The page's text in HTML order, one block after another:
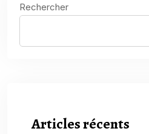
Rechercher
Articles récents